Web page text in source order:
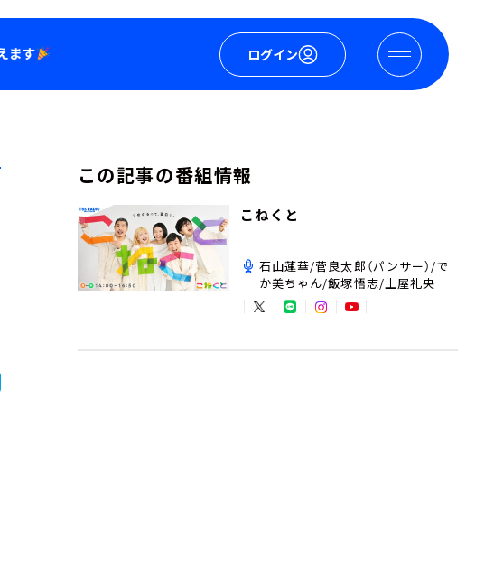
ログイン
この記事の番組情報
こねくと
石山蓮華/菅良太郎（パンサー）/で
か美ちゃん/飯塚悟志/土屋礼央